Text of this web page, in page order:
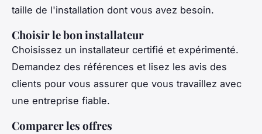
taille de l'installation dont vous avez besoin.
Choisir le bon installateur
Choisissez un installateur certifié et expérimenté.
Demandez des références et lisez les avis des
clients pour vous assurer que vous travaillez avec
une entreprise fiable.
Comparer les offres